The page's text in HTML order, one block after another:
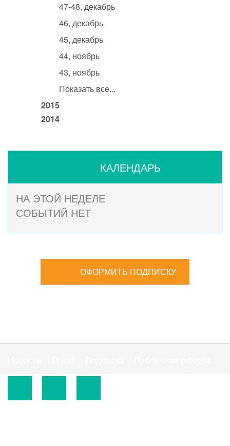
47-48, декабрь
46, декабрь
45, декабрь
44, ноябрь
43, ноябрь
Показать все...
2015
2014
КАЛЕНДАРЬ
НА ЭТОЙ НЕДЕЛЕ
СОБЫТИЙ НЕТ
ОФОРМИТЬ ПОДПИСКУ